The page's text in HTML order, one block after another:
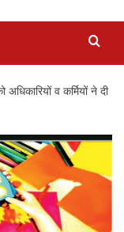
अधिकारियों व कर्मियों ने दी